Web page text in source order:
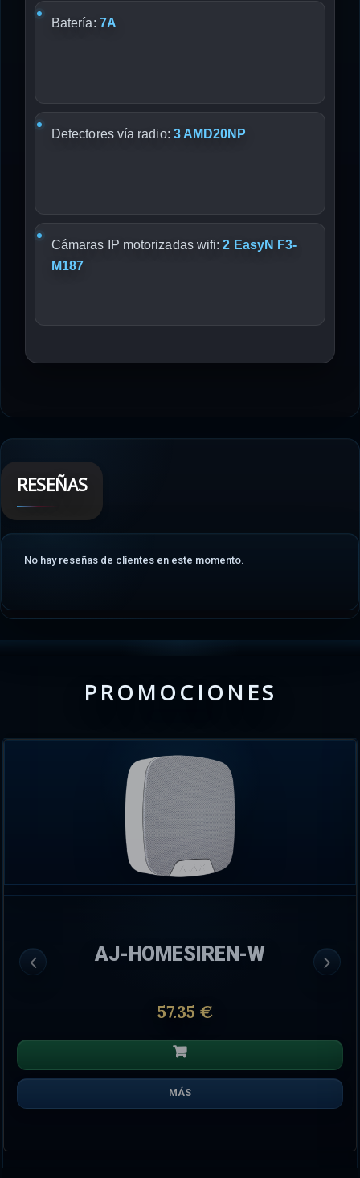
Batería: 7A
Detectores vía radio: 3 AMD20NP
Cámaras IP motorizadas wifi: 2 EasyN F3-
M187
RESEÑAS
No hay reseñas de clientes en este momento.
PROMOCIONES
AJ-HOMESIREN-W
57.35 €
MÁS